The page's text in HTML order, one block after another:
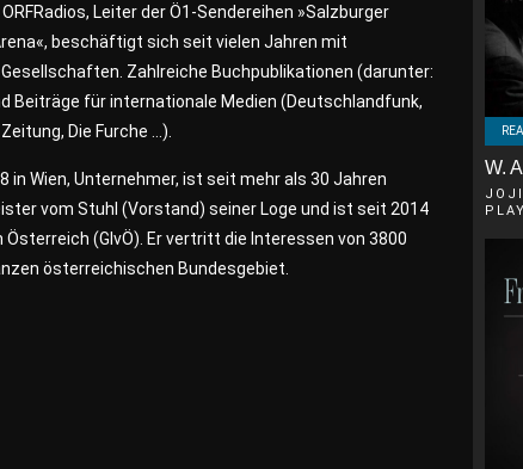
Leiter der Ö1-Sendereihen »Salzburger
beschäftigt sich seit vielen Jahren mit
Zahlreiche Buchpublikationen (darunter:
Beiträge für internationale Medien (Deutschlandfunk,
Die Furche …).
in Wien, Unternehmer, ist seit mehr als 30 Jahren
vom Stuhl (Vorstand) seiner Loge und ist seit 2014
(GlvÖ). Er vertritt die Interessen von 3800
österreichischen Bundesgebiet.
W.